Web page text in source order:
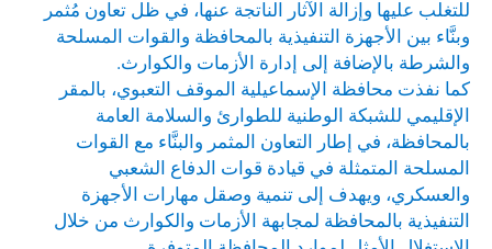
للتغلب عليها وإزالة الآثار الناتجة عنها، في ظل تعاون مُثمر
وبنَّاء بين الأجهزة التنفيذية بالمحافظة والقوات المسلحة
والشرطة بالإضافة إلى إدارة الأزمات والكوارث.
كما نفذت محافظة الإسماعيلية الموقف التعبوي، بالمقر
الإقليمي للشبكة الوطنية للطوارئ والسلامة العامة
بالمحافظة، في إطار التعاون المثمر والبنَّاء مع القوات
المسلحة المتمثلة في قيادة قوات الدفاع الشعبي
والعسكري، ويهدف إلى تنمية وصقل مهارات الأجهزة
التنفيذية بالمحافظة لمجابهة الأزمات والكوارث من خلال